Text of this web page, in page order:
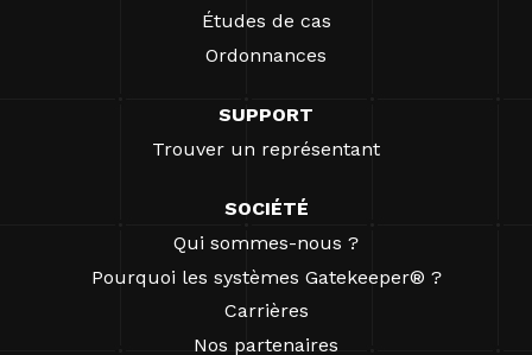
Études de cas
Ordonnances
SUPPORT
Trouver un représentant
SOCIÉTÉ
Qui sommes-nous ?
Pourquoi les systèmes Gatekeeper® ?
Carrières
Nos partenaires